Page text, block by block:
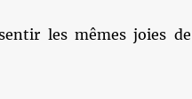
les mêmes joies de